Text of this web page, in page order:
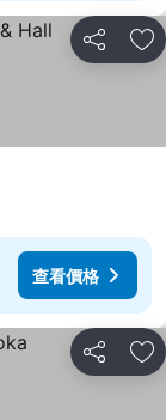
分享 放
查看價格
分享 放